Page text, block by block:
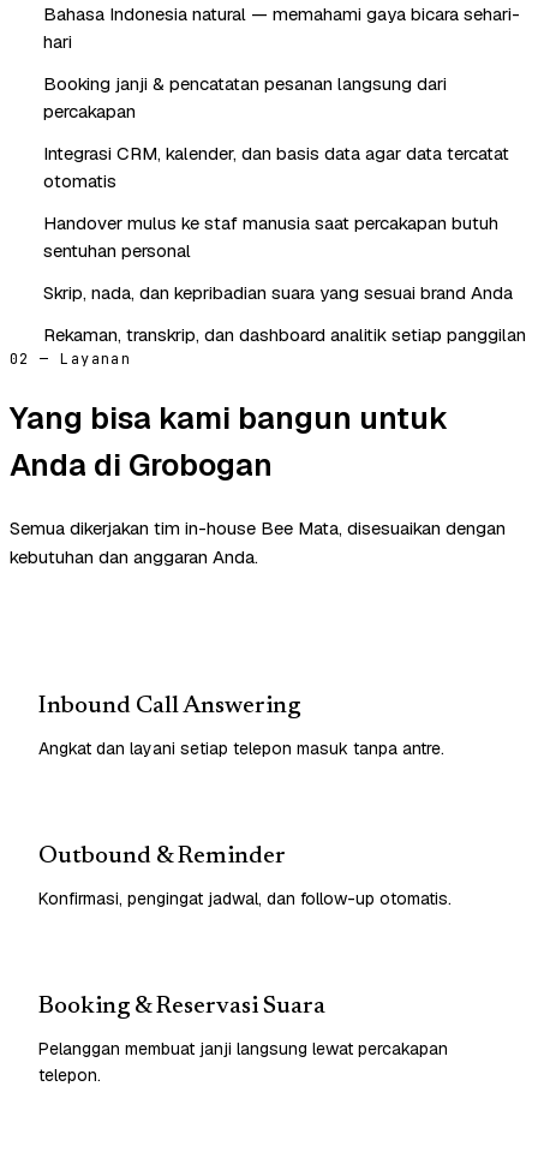
Bahasa Indonesia natural — memahami gaya bicara sehari-
hari
Booking janji & pencatatan pesanan langsung dari
percakapan
Integrasi CRM, kalender, dan basis data agar data tercatat
otomatis
Handover mulus ke staf manusia saat percakapan butuh
sentuhan personal
Skrip, nada, dan kepribadian suara yang sesuai brand Anda
Rekaman, transkrip, dan dashboard analitik setiap panggilan
02 — Layanan
Yang bisa kami bangun untuk
Anda di Grobogan
Semua dikerjakan tim in-house Bee Mata, disesuaikan dengan
kebutuhan dan anggaran Anda.
Inbound Call Answering
Angkat dan layani setiap telepon masuk tanpa antre.
Outbound & Reminder
Konfirmasi, pengingat jadwal, dan follow-up otomatis.
Booking & Reservasi Suara
Pelanggan membuat janji langsung lewat percakapan
telepon.